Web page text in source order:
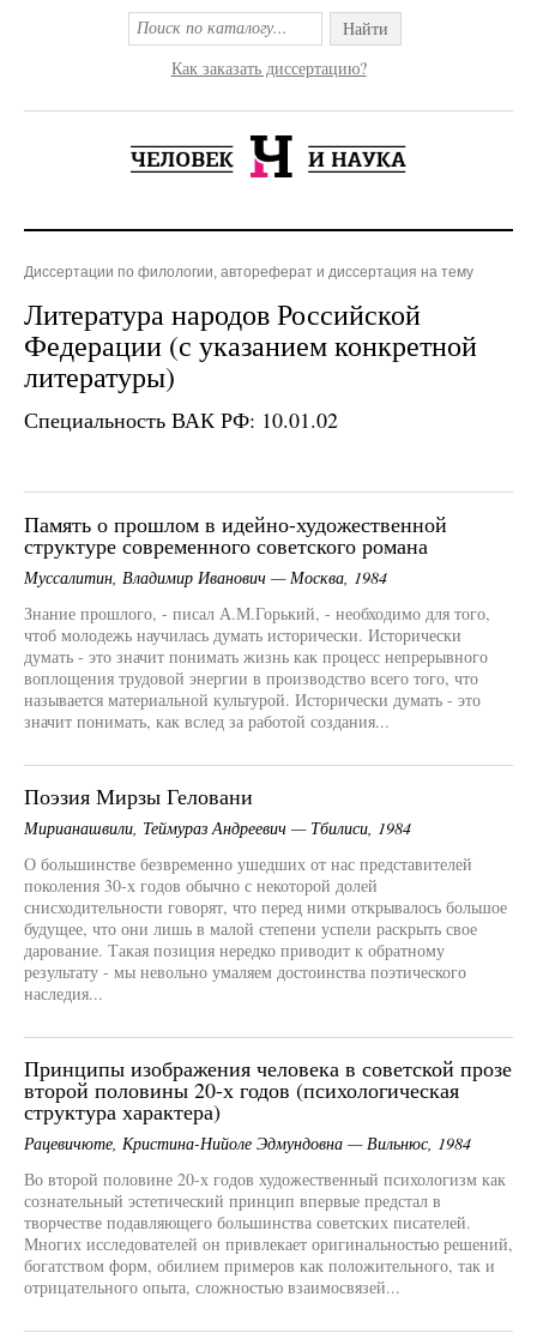
Найти
Как заказать диссертацию?
Диссертации по филологии, автореферат и диссертация на тему
Литература народов Российской
Федерации (с указанием конкретной
литературы)
Специальность ВАК РФ: 10.01.02
Память о прошлом в идейно-художественной
структуре современного советского романа
Муссалитин, Владимир Иванович — Москва, 1984
Знание прошлого, - писал А.М.Горький, - необходимо для того,
чтоб молодежь научилась думать исторически. Исторически
думать - это значит понимать жизнь как процесс непрерывного
воплощения трудовой энергии в производство всего того, что
называется материальной культурой. Исторически думать - это
значит понимать, как вслед за работой создания...
Поэзия Мирзы Геловани
Мирианашвили, Теймураз Андреевич — Тбилиси, 1984
О большинстве безвременно ушедших от нас представителей
поколения 30-х годов обычно с некоторой долей
снисходительности говорят, что перед ними открывалось большое
будущее, что они лишь в малой степени успели раскрыть свое
дарование. Такая позиция нередко приводит к обратному
результату - мы невольно умаляем достоинства поэтического
наследия...
Принципы изображения человека в советской прозе
второй половины 20-х годов (психологическая
структура характера)
Рацевичюте, Кристина-Нийоле Эдмундовна — Вильнюс, 1984
Во второй половине 20-х годов художественный психологизм как
сознательный эстетический принцип впервые предстал в
творчестве подавляющего большинства советских писателей.
Многих исследователей он привлекает оригинальностью решений,
богатством форм, обилием примеров как положительного, так и
отрицательного опыта, сложностью взаимосвязей...